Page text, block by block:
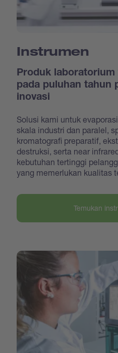
Instrumen
Produk laboratorium
pada puluhan tahun
inovasi
Solusi kami untuk
skala industri dan paralel,
kromatografi preparatif,
destruksi, serta near
kebutuhan tertinggi
yang memerlukan kualitas
Temukan